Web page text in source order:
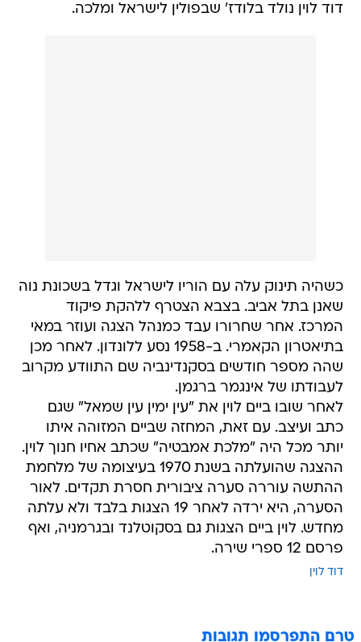
דוד לוין נולד בלודז' שבפולין לישראל ומלכה.
כשהיה תינוק עלה עם הוריו לישראל וגדל בשכונת נוה
שאנן בתל אביב. בצבא הצטרף ללהקת פיקוד
המרכז. אחר שחרורו עבד כמנהל הצגה ועוזר במאי
בתיאטרון הקאמרי. ב-1958 נסע ללונדון. לאחר מכן
שהה מספר חודשים בסקנדינביה שם התוודע מקרוב
לעבודתו של אינגמר ברגמן.
לאחר שובו ביים לוין את "עין ימין עין שמאל" שגם
כתב ועיצב. עם זאת, המחזה שביים המזוהה איתו
יותר מכל היה "מלכת אמבטיה" שכתב אחיו חנוך לוין.
ההצגה שהועלתה בשנת 1970 בעיצומה של מלחמת
ההתשה עוררה סערה ציבורית חסרת תקדים. לאור
הסערה, היא ירדה לאחר 19 הצגות בלבד ולא עלתה
מחדש. לוין ביים הצגות גם בסקוטלנד ובגרמניה, ואף
פרסם 12 ספרי שירה.
דוד לוין
טרם התפרסמו תגובות